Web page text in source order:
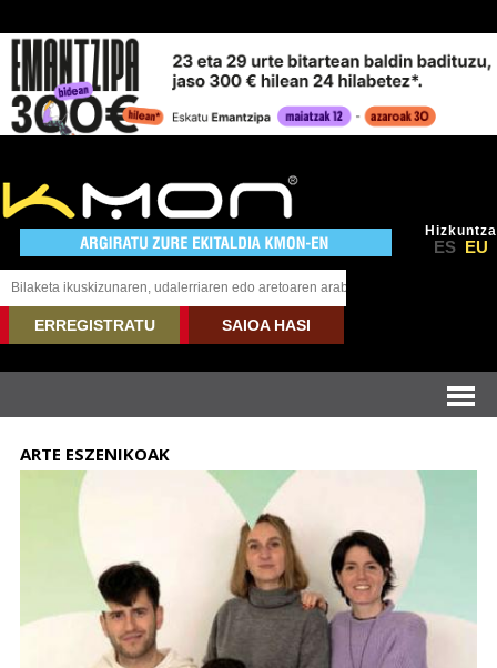
Hizkuntza
ES EU
ERREGISTRATU SAIOA HASI
ARTE ESZENIKOAK